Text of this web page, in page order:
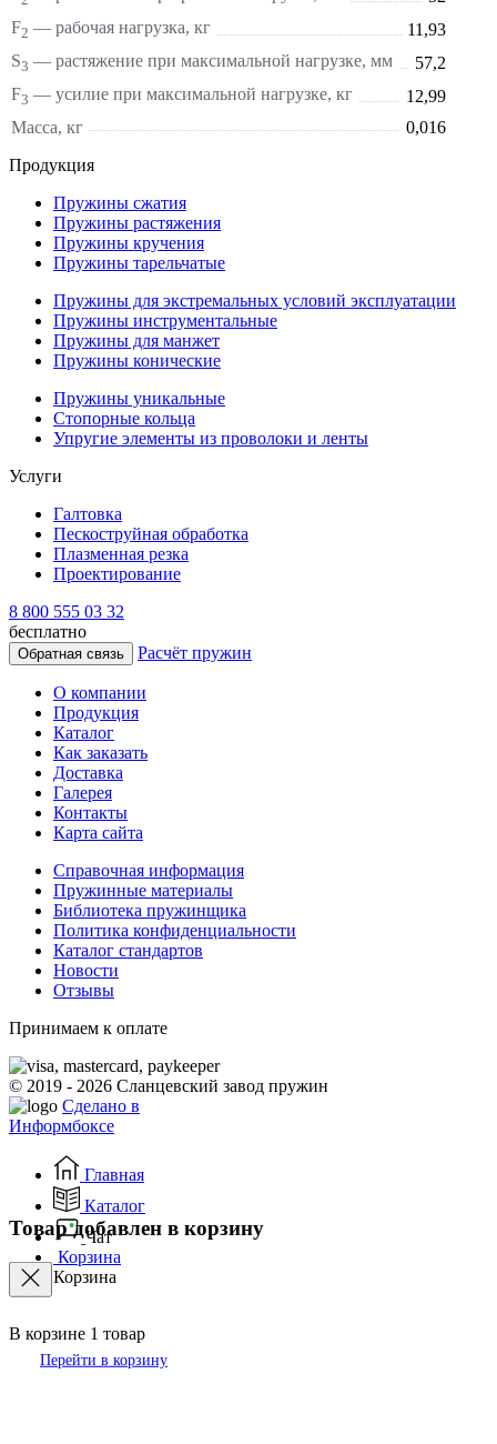
F2 — рабочая нагрузка, кг
11,93
S3 — растяжение при максимальной нагрузке, мм
57,2
F3 — усилие при максимальной нагрузке, кг
12,99
Масса, кг
0,016
Продукция
Пружины сжатия
Пружины растяжения
Пружины кручения
Пружины тарельчатые
Пружины для экстремальных условий эксплуатации
Пружины инструментальные
Пружины для манжет
Пружины конические
Пружины уникальные
Стопорные кольца
Упругие элементы из проволоки и ленты
Услуги
Галтовка
Пескоструйная обработка
Плазменная резка
Проектирование
8 800 555 03 32
бесплатно
Обратная связь Расчёт пружин
О компании
Продукция
Каталог
Как заказать
Доставка
Галерея
Контакты
Карта сайта
Справочная информация
Пружинные материалы
Библиотека пружинщика
Политика конфиденциальности
Каталог стандартов
Новости
Отзывы
Принимаем к оплате
© 2019 - 2026 Сланцевский завод пружин
Сделано в
Информбоксе
Главная
Каталог
Чат
Корзина
Корзина
Товар добавлен в корзину
В корзине 1 товар
Перейти в корзину